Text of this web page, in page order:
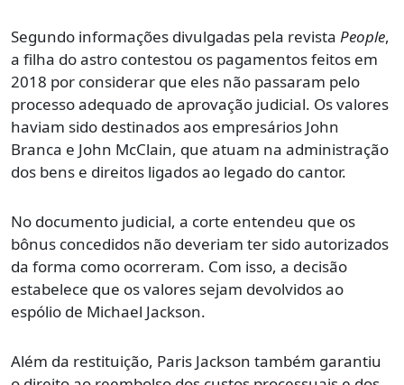
Segundo informações divulgadas pela revista People,
a filha do astro contestou os pagamentos feitos em
2018 por considerar que eles não passaram pelo
processo adequado de aprovação judicial. Os valores
haviam sido destinados aos empresários John
Branca e John McClain, que atuam na administração
dos bens e direitos ligados ao legado do cantor.
No documento judicial, a corte entendeu que os
bônus concedidos não deveriam ter sido autorizados
da forma como ocorreram. Com isso, a decisão
estabelece que os valores sejam devolvidos ao
espólio de Michael Jackson.
Além da restituição, Paris Jackson também garantiu